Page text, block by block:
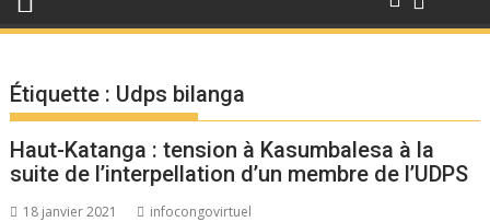
Étiquette : Udps bilanga
Haut-Katanga : tension à Kasumbalesa à la
suite de l’interpellation d’un membre de l’UDPS
18 janvier 2021 infocongovirtuel